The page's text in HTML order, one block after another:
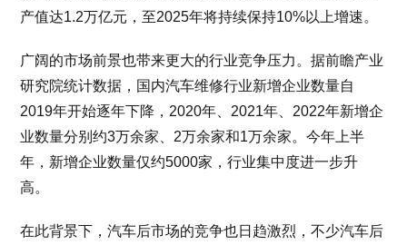
产值达1.2万亿元，至2025年将持续保持10%以上增速。
广阔的市场前景也带来更大的行业竞争压力。据前瞻产业
研究院统计数据，国内汽车维修行业新增企业数量自
2019年开始逐年下降，2020年、2021年、2022年新增企
业数量分别约3万余家、2万余家和1万余家。今年上半
年，新增企业数量仅约5000家，行业集中度进一步升
高。
在此背景下，汽车后市场的竞争也日趋激烈，不少汽车后